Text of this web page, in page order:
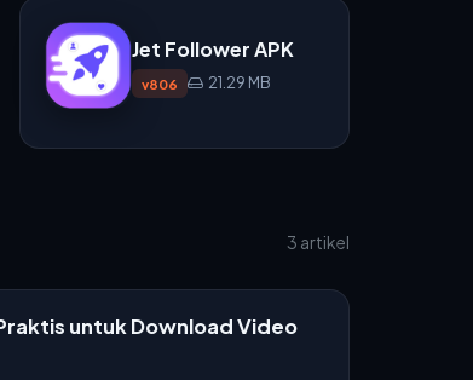
Jet Follower APK
v806 21.29 MB
3 artikel
untuk Download Video